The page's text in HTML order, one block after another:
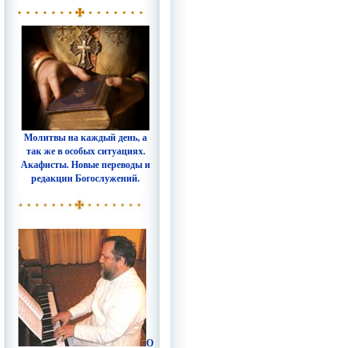
Молитвы на каждый день, а
так же в особых ситуациях.
Акафисты. Новые переводы и
редакции Богослужений.
О